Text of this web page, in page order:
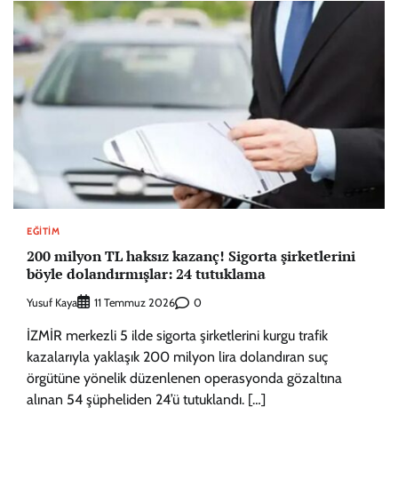
EĞITIM
200 milyon TL haksız kazanç! Sigorta şirketlerini
böyle dolandırmışlar: 24 tutuklama
Yusuf Kaya 11 Temmuz 2026 0
İZMİR merkezli 5 ilde sigorta şirketlerini kurgu trafik
kazalarıyla yaklaşık 200 milyon lira dolandıran suç
örgütüne yönelik düzenlenen operasyonda gözaltına
alınan 54 şüpheliden 24’ü tutuklandı. […]